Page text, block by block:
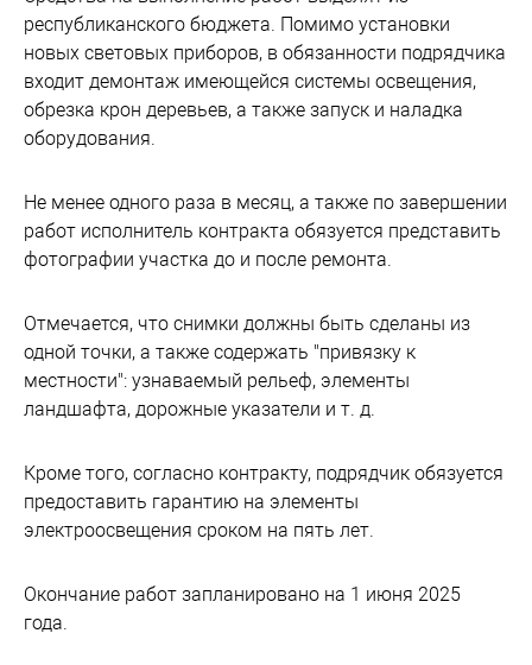
республиканского бюджета. Помимо установки
новых световых приборов, в обязанности подрядчика
входит демонтаж имеющейся системы освещения,
обрезка крон деревьев, а также запуск и наладка
оборудования.
Не менее одного раза в месяц, а также по завершении
работ исполнитель контракта обязуется представить
фотографии участка до и после ремонта.
Отмечается, что снимки должны быть сделаны из
одной точки, а также содержать "привязку к
местности": узнаваемый рельеф, элементы
ландшафта, дорожные указатели и т. д.
Кроме того, согласно контракту, подрядчик обязуется
предоставить гарантию на элементы
электроосвещения сроком на пять лет.
Окончание работ запланировано на 1 июня 2025
года.